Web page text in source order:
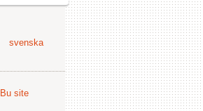
svenska
Bu site